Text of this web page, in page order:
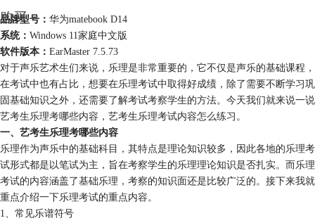
购买
品牌型号： 华为matebook D14
系统： Windows 11家庭中文版
软件版本： EarMaster 7.5.73
对于声乐艺术生们来说，乐理是非常重要的，它不仅是声乐的基础课程，
在考试中也有占比，想要在乐理考试中取得好成绩，除了需要不断学习巩
固基础知识之外，还需要了解考试考察学生的方法。今天我们就来说一说
艺考生乐理考哪些内容，艺考生乐理考试内容怎么练习。
一、艺考生乐理考哪些内容
乐理作为声乐中的基础科目，其特点是理论知识较多，因此各地的乐理考
试形式都是以笔试为主，旨在考察学生的乐理理论知识是否扎实。而乐理
考试的内容涵盖了基础乐理，考察的知识面还是比较广泛的。接下来我就
重点介绍一下乐理考试的重点内容。
1、常见乐谱符号